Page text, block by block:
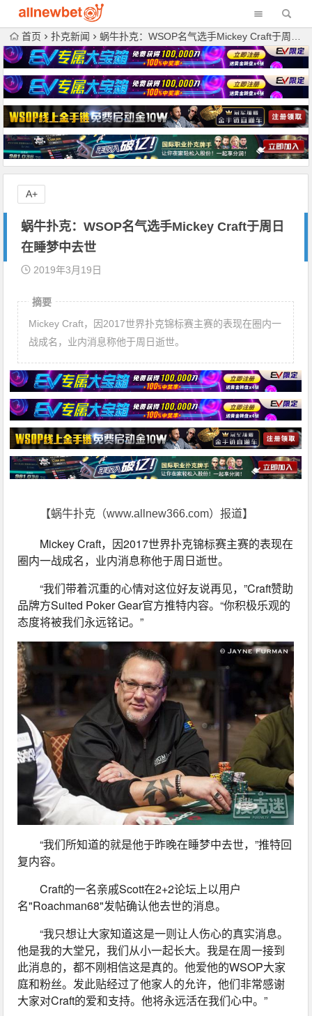
首页 扑克新闻 蜗牛扑克：WSOP名气选手Mickey Craft于周日在睡梦中去世
蜗牛扑克：WSOP名气选手Mickey Craft于周日
在睡梦中去世
2019年3月19日
摘要
Mickey Craft，因2017世界扑克锦标赛主赛的表现在圈内一
战成名，业内消息称他于周日逝世。
【蜗牛扑克（www.allnew366.com）报道】
Mickey Craft，因2017世界扑克锦标赛主赛的表现在
圈内一战成名，业内消息称他于周日逝世。
“我们带着沉重的心情对这位好友说再见，”Craft赞助
品牌方Suited Poker Gear官方推特内容。“你积极乐观的
态度将被我们永远铭记。”
“我们所知道的就是他于昨晚在睡梦中去世，”推特回
复内容。
Craft的一名亲戚Scott在2+2论坛上以用户
名"Roachman68"发帖确认他去世的消息。
“我只想让大家知道这是一则让人伤心的真实消息。
他是我的大堂兄，我们从小一起长大。我是在周一接到
此消息的，都不刚相信这是真的。他爱他的WSOP大家
庭和粉丝。发此贴经过了他家人的允许，他们非常感谢
大家对Craft的爱和支持。他将永远活在我们心中。”
A+